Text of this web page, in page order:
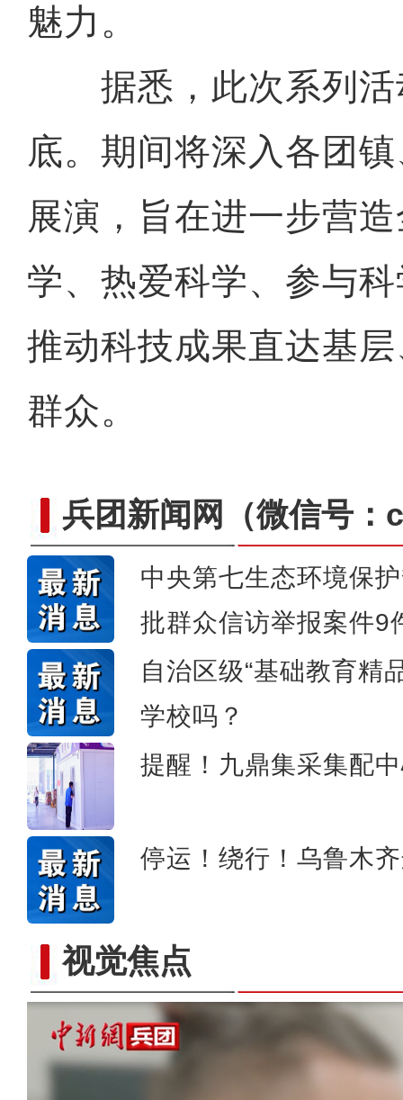
魅力。
据悉，此次系列活
底。期间将深入各团
展演，旨在进一步营
学、热爱科学、参与
推动科技成果直达基
群众。
兵团新闻网 （微信号
中央第七生态环境保
批群众信访举报案件9
自治区级“基础教育精
学校吗？
提醒！九鼎集采集配
停运！绕行！乌鲁木
视觉焦点
侨乡故事 | 哈班拜的
以“阅读+文旅+非遗+农技”